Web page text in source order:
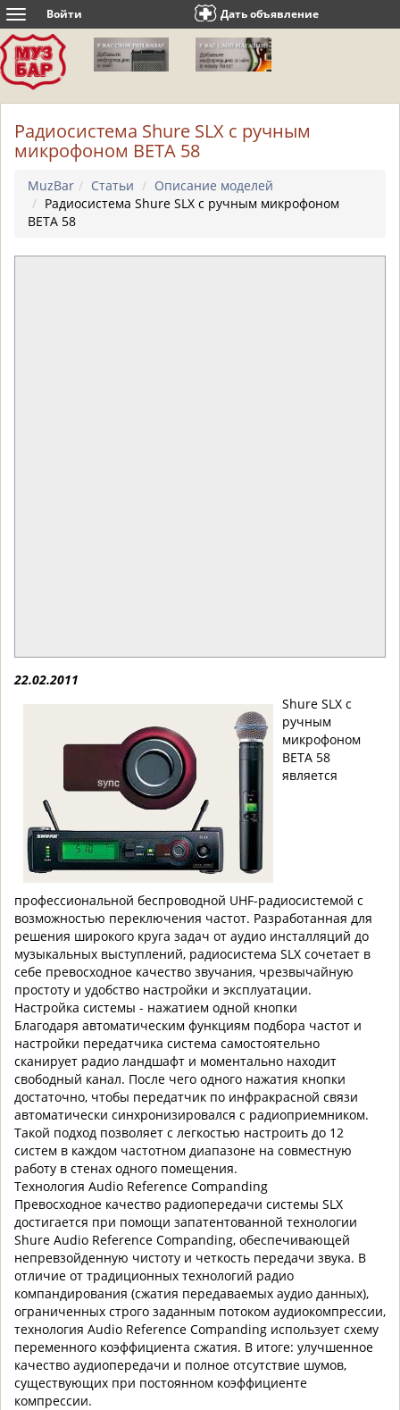
Toggle
navigation
Войти Дать объявление
Радиосистема Shure SLX с ручным
микрофоном BETA 58
MuzBar Статьи
Описание моделей
Радиосистема Shure SLX с ручным микрофоном
BETA 58
22.02.2011
Shure SLX с
ручным
микрофоном
BETA 58
является
профессиональной беспроводной UHF-радиосистемой с
возможностью переключения частот. Разработанная для
решения широкого круга задач от аудио инсталляций до
музыкальных выступлений, радиосистема SLX сочетает в
себе превосходное качество звучания, чрезвычайную
простоту и удобство настройки и эксплуатации.
Настройка системы - нажатием одной кнопки
Благодаря автоматическим функциям подбора частот и
настройки передатчика система самостоятельно
сканирует радио ландшафт и моментально находит
свободный канал. После чего одного нажатия кнопки
достаточно, чтобы передатчик по инфракрасной связи
автоматически синхронизировался с радиоприемником.
Такой подход позволяет с легкостью настроить до 12
систем в каждом частотном диапазоне на совместную
работу в стенах одного помещения.
Технология Audio Reference Companding
Превосходное качество радиопередачи системы SLX
достигается при помощи запатентованной технологии
Shure Audio Reference Companding, обеспечивающей
непревзойденную чистоту и четкость передачи звука. В
отличие от традиционных технологий радио
компандирования (сжатия передаваемых аудио данных),
ограниченных строго заданным потоком аудиокомпрессии,
технология Audio Reference Companding использует схему
переменного коэффициента сжатия. В итоге: улучшенное
качество аудиопередачи и полное отсутствие шумов,
существующих при постоянном коэффициенте
компрессии.